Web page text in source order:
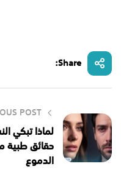
Share:
POST
لماذا تبكي
حقائق طبية
الدموع